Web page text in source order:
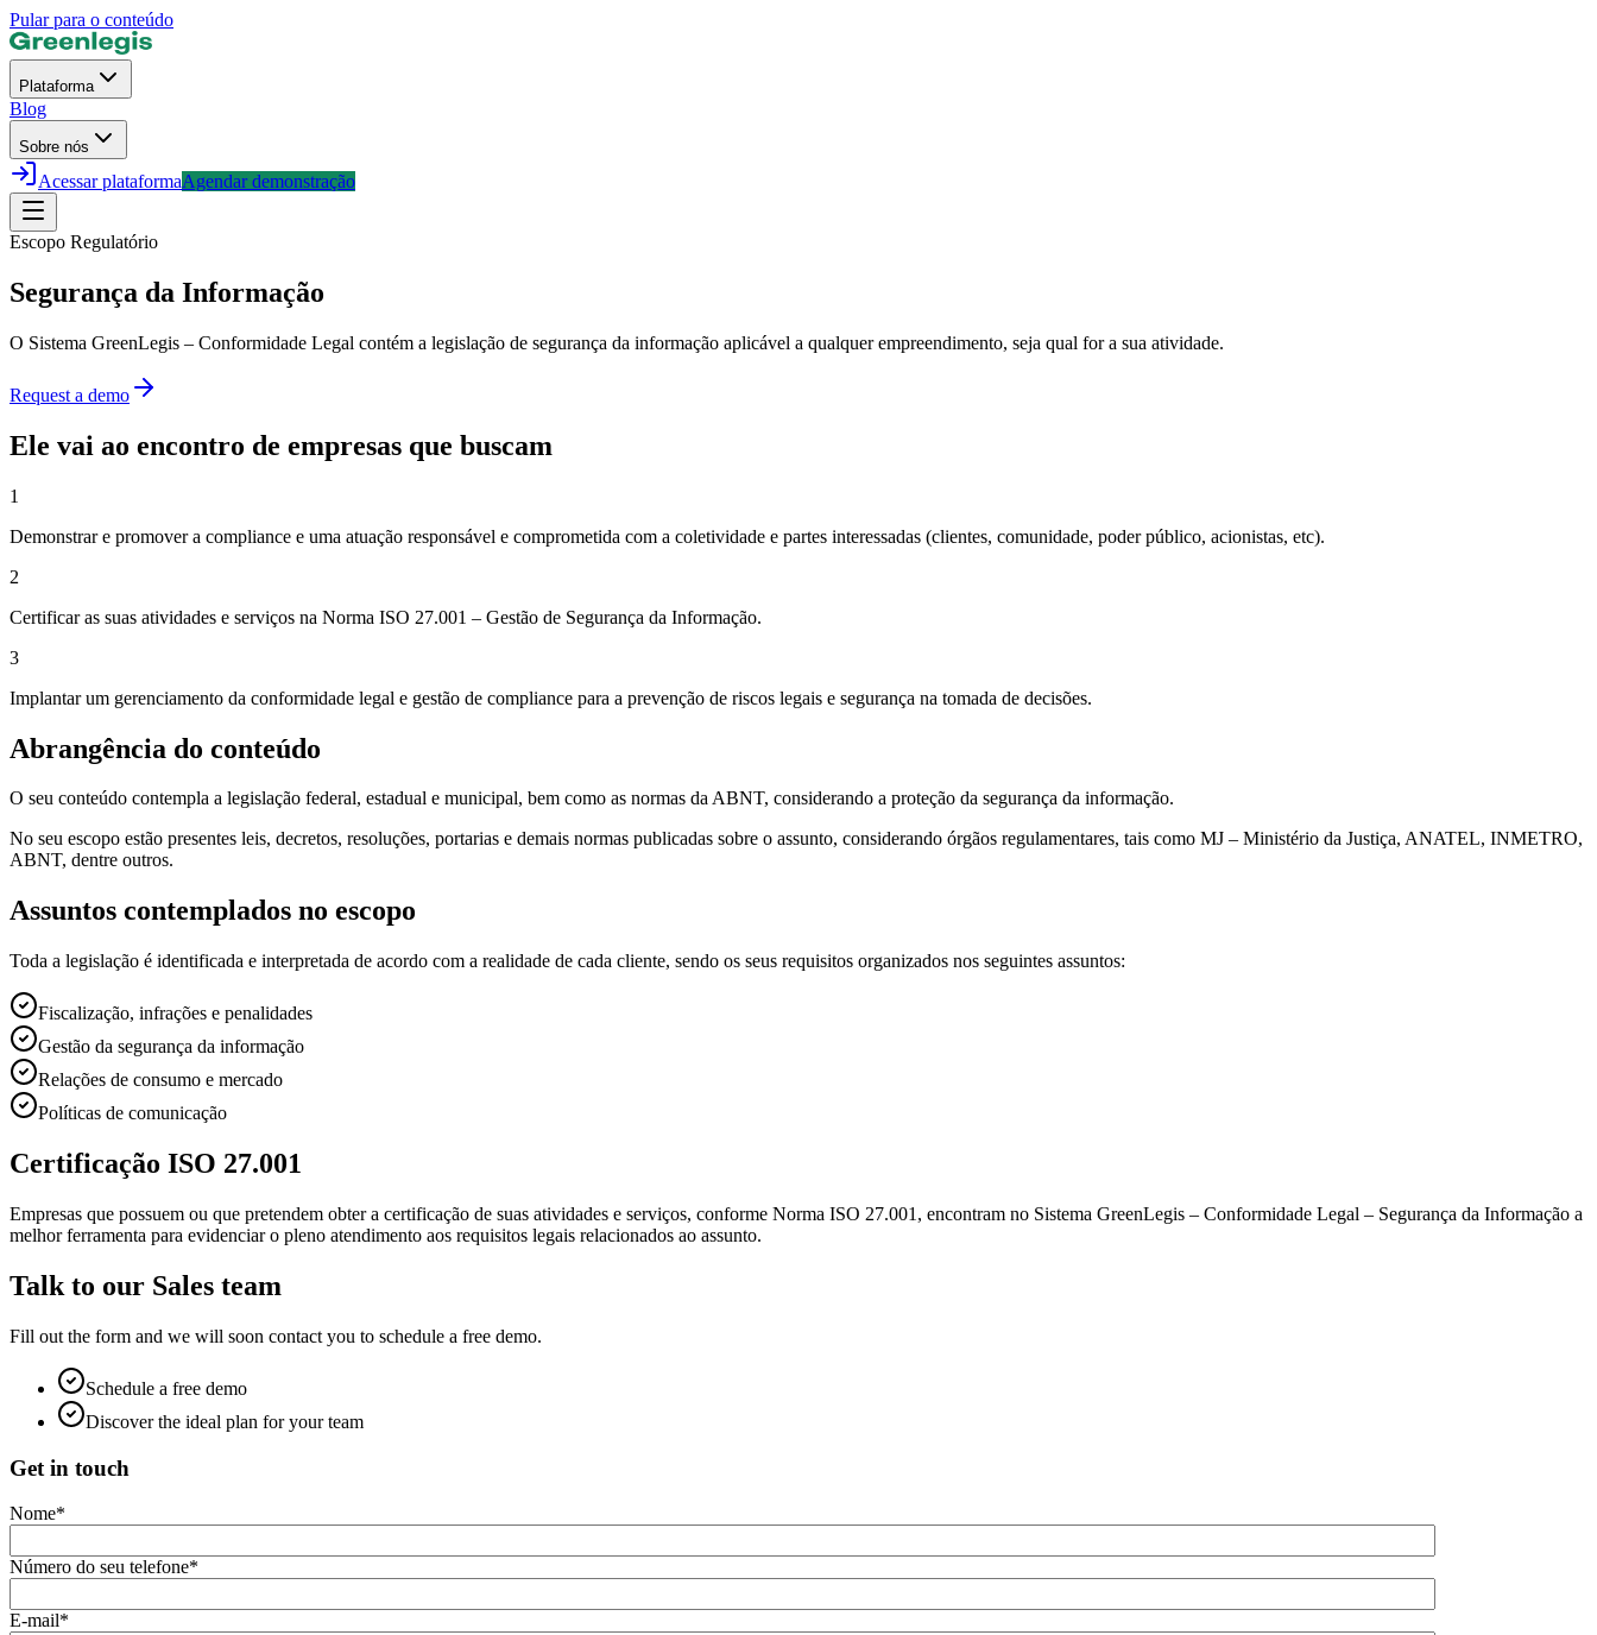
Pular para o conteúdo
Plataforma
Blog
Sobre nós
Acessar plataformaAgendar demonstração
Escopo Regulatório
Segurança da Informação
O Sistema GreenLegis – Conformidade Legal contém a legislação de segurança da informação aplicável a qualquer empreendimento, seja qual for a sua atividade.
Request a demo
Ele vai ao encontro de empresas que buscam
1
Demonstrar e promover a compliance e uma atuação responsável e comprometida com a coletividade e partes interessadas (clientes, comunidade, poder público, acionistas, etc).
2
Certificar as suas atividades e serviços na Norma ISO 27.001 – Gestão de Segurança da Informação.
3
Implantar um gerenciamento da conformidade legal e gestão de compliance para a prevenção de riscos legais e segurança na tomada de decisões.
Abrangência do conteúdo
O seu conteúdo contempla a legislação federal, estadual e municipal, bem como as normas da ABNT, considerando a proteção da segurança da informação.
No seu escopo estão presentes leis, decretos, resoluções, portarias e demais normas publicadas sobre o assunto, considerando órgãos regulamentares, tais como MJ – Ministério da Justiça, ANATEL, INMETRO,
ABNT, dentre outros.
Assuntos contemplados no escopo
Toda a legislação é identificada e interpretada de acordo com a realidade de cada cliente, sendo os seus requisitos organizados nos seguintes assuntos:
Fiscalização, infrações e penalidades
Gestão da segurança da informação
Relações de consumo e mercado
Políticas de comunicação
Certificação ISO 27.001
Empresas que possuem ou que pretendem obter a certificação de suas atividades e serviços, conforme Norma ISO 27.001, encontram no Sistema GreenLegis – Conformidade Legal – Segurança da Informação a
melhor ferramenta para evidenciar o pleno atendimento aos requisitos legais relacionados ao assunto.
Talk to our Sales team
Fill out the form and we will soon contact you to schedule a free demo.
Schedule a free demo
Discover the ideal plan for your team
Get in touch
Nome*
Número do seu telefone*
E-mail*